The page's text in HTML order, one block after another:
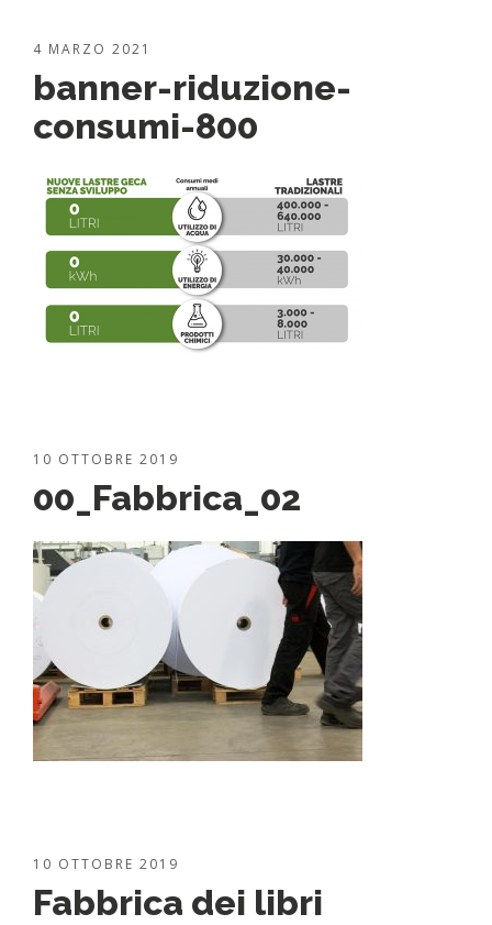
4 MARZO 2021
banner-riduzione-
consumi-800
10 OTTOBRE 2019
00_Fabbrica_02
10 OTTOBRE 2019
Fabbrica dei libri